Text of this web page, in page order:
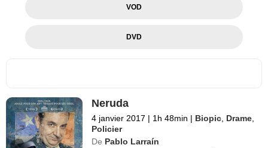
VOD
DVD
Neruda
4 janvier 2017 | 1h 48min | Biopic Drame
Policier
De Pablo Larraín